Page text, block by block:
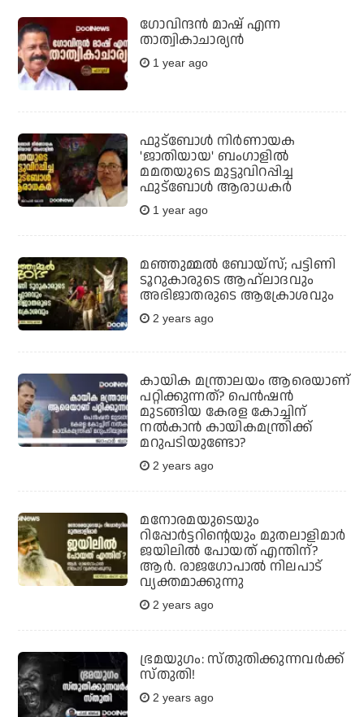
ഗോവിന്ദന്‍ മാഷ് എന്ന
താത്വികാചാര്യന്‍
1 year ago
ഫുട്‌ബോള്‍ നിര്‍ണായക
'ജാതിയായ' ബംഗാളില്‍
മമതയുടെ മുട്ടുവിറപ്പിച്ച
ഫുട്‌ബോള്‍ ആരാധകര്‍
1 year ago
മഞ്ഞുമ്മല്‍ ബോയ്‌സ്; പട്ടിണി
ടൂറുകാരുടെ ആഹ്ലാദവും
അഭിജാതരുടെ ആക്രോശവും
2 years ago
കായിക മന്ത്രാലയം ആരെയാണ്
പറ്റിക്കുന്നത്? പെന്‍ഷന്‍
മുടങ്ങിയ കേരള കോച്ചിന്
നല്‍കാന്‍ കായികമന്ത്രിക്ക്
മറുപടിയുണ്ടോ?
2 years ago
മനോരമയുടെയും
റിപ്പോര്‍ട്ടറിന്റെയും മുതലാളിമാര്‍
ജയിലില്‍ പോയത് എന്തിന്?
ആര്‍. രാജഗോപാല്‍ നിലപാട്
വ്യക്തമാക്കുന്നു
2 years ago
ഭ്രമയുഗം: സ്തുതിക്കുന്നവര്‍ക്ക്
സ്തുതി!
2 years ago